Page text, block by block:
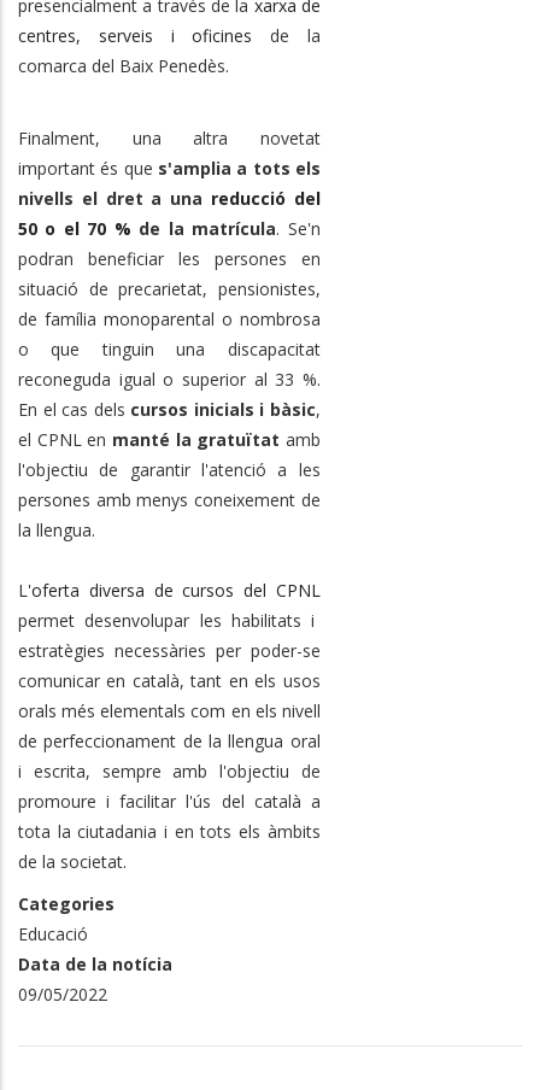
presencialment a través de la xarxa de
centres, serveis i oficines de la
comarca del Baix Penedès.
Finalment, una altra novetat
important és que s'amplia a tots els
nivells el dret a una reducció del
50 o el 70 % de la matrícula. Se'n
podran beneficiar les persones en
situació de precarietat, pensionistes,
de família monoparental o nombrosa
o que tinguin una discapacitat
reconeguda igual o superior al 33 %.
En el cas dels cursos inicials i bàsic,
el CPNL en manté la gratuïtat amb
l'objectiu de garantir l'atenció a les
persones amb menys coneixement de
la llengua.
L'oferta diversa de cursos del CPNL
permet desenvolupar les habilitats i
estratègies necessàries per poder-se
comunicar en català, tant en els usos
orals més elementals com en els nivell
de perfeccionament de la llengua oral
i escrita, sempre amb l'objectiu de
promoure i facilitar l'ús del català a
tota la ciutadania i en tots els àmbits
de la societat.
Categories
Educació
Data de la notícia
09/05/2022